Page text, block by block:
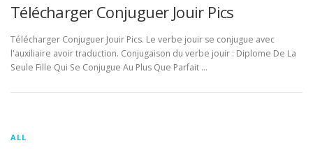
Télécharger Conjuguer Jouir Pics
Télécharger Conjuguer Jouir Pics. Le verbe jouir se conjugue avec
l'auxiliaire avoir traduction. Conjugaison du verbe jouir : Diplome De La
Seule Fille Qui Se Conjugue Au Plus Que Parfait …
ALL